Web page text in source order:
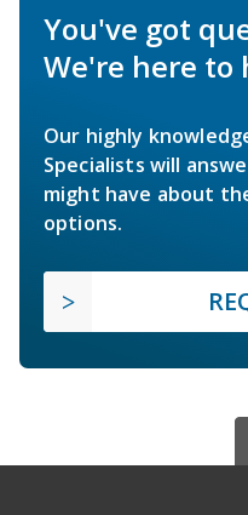
You've got
We're here to
Our highly
Specialists will
might have about
options.